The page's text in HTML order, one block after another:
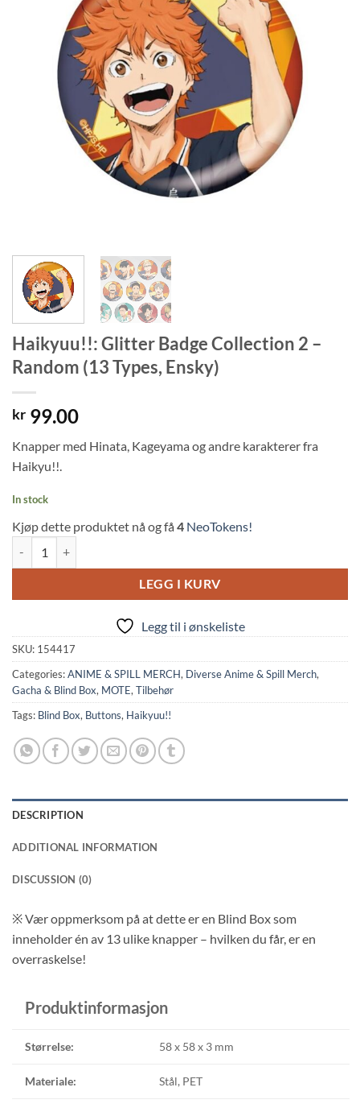
Haikyuu!!: Glitter Badge Collection 2 –
Random (13 Types, Ensky)
kr 99.00
Knapper med Hinata, Kageyama og andre karakterer fra
Haikyu!!.
In stock
Kjøp dette produktet nå og få 4 NeoTokens!
LEGG I KURV
Legg til i ønskeliste
SKU: 154417
Categories:ANIME & SPILL MERCH, Diverse Anime & Spill Merch,
Gacha & Blind Box, MOTE,Tilbehør
Tags: Blind Box, Buttons, Haikyuu!!
DESCRIPTION
ADDITIONAL INFORMATION
DISCUSSION (0)
※ Vær oppmerksom på at dette er en Blind Box som
inneholder én av 13 ulike knapper – hvilken du får, er en
overraskelse!
Produktinformasjon
Størrelse: 58 x 58 x 3 mm
Materiale: Stål, PET